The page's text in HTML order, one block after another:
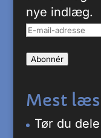
nye indlæg.
E-
adresse
Abonnér
Mest
Tør du